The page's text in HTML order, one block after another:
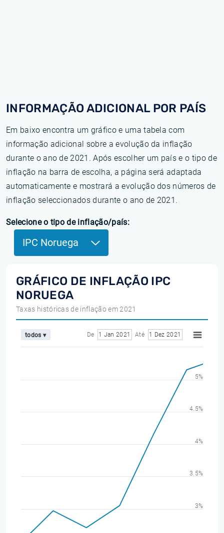
INFORMAÇÃO ADICIONAL POR PAÍS
Em baixo encontra um gráfico e uma tabela com
informação adicional sobre a evolução da inflação
durante o ano de 2021. Após escolher um país e o tipo de
inflação na barra de escolha, a página será adaptada
automaticamente e mostrará a evolução dos números de
inflação seleccionados durante o ano de 2021.
Selecione o tipo de inflação/país:
IPC Noruega
GRÁFICO DE INFLAÇÃO IPC
NORUEGA
Taxas históricas de inflação em 2021
todos ▾ De 1 Jan 2021 Até 1 Dez 2021
3%
3.5%
4%
4.5%
5%